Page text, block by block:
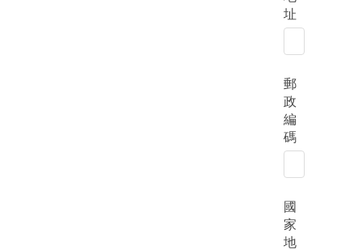
址
郵
政
編
碼
國
家
地